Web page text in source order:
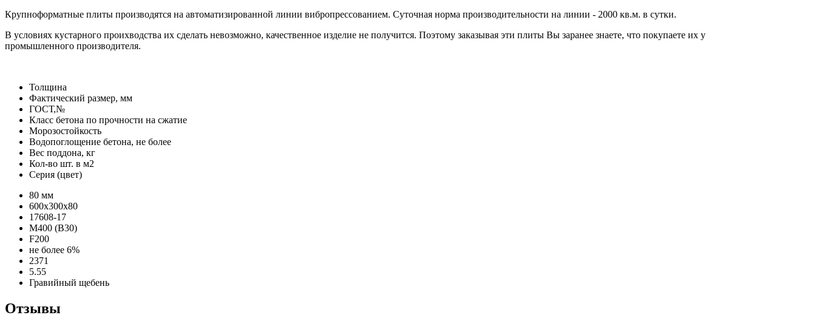
Крупноформатные плиты производятся на автоматизированной линии вибропрессованием. Суточная норма производительности на линии - 2000 кв.м. в сутки.
В условиях кустарного проихводства их сделать невозможно, качественное изделие не получится. Поэтому заказывая эти плиты Вы заранее знаете, что покупаете их у
промышленного производителя.
Толщина
Фактический размер, мм
ГОСТ,№
Класс бетона по прочности на сжатие
Морозостойкость
Водопоглощение бетона, не более
Вес поддона, кг
Кол-во шт. в м2
Серия (цвет)
80 мм
600х300х80
17608-17
М400 (В30)
F200
не более 6%
2371
5.55
Гравийный щебень
Отзывы